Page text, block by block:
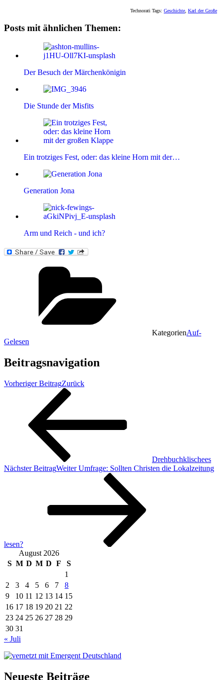
Technorati Tags: Geschichte Karl der Große
Posts mit ähnlichen Themen:
Der Besuch der Märchenkönigin
Die Stunde der Misfits
Ein trotziges Fest, oder: das kleine Horn mit der…
Generation Jona
Arm und Reich - und ich?
KategorienAuf-
Gelesen
Beitragsnavigation
Vorheriger BeitragZurück
Drehbuchklischees
Nächster BeitragWeiter Umfrage: Sollten Christen die Lokalzeitung
lesen?
August 2026
S M D M D F
S
1
2
3 4 5 6 7
8
9
10 11 12 13 14 15
16 17 18 19 20 21 22
23 24 25 26 27 28 29
30 31
« Juli
Neueste Beiträge